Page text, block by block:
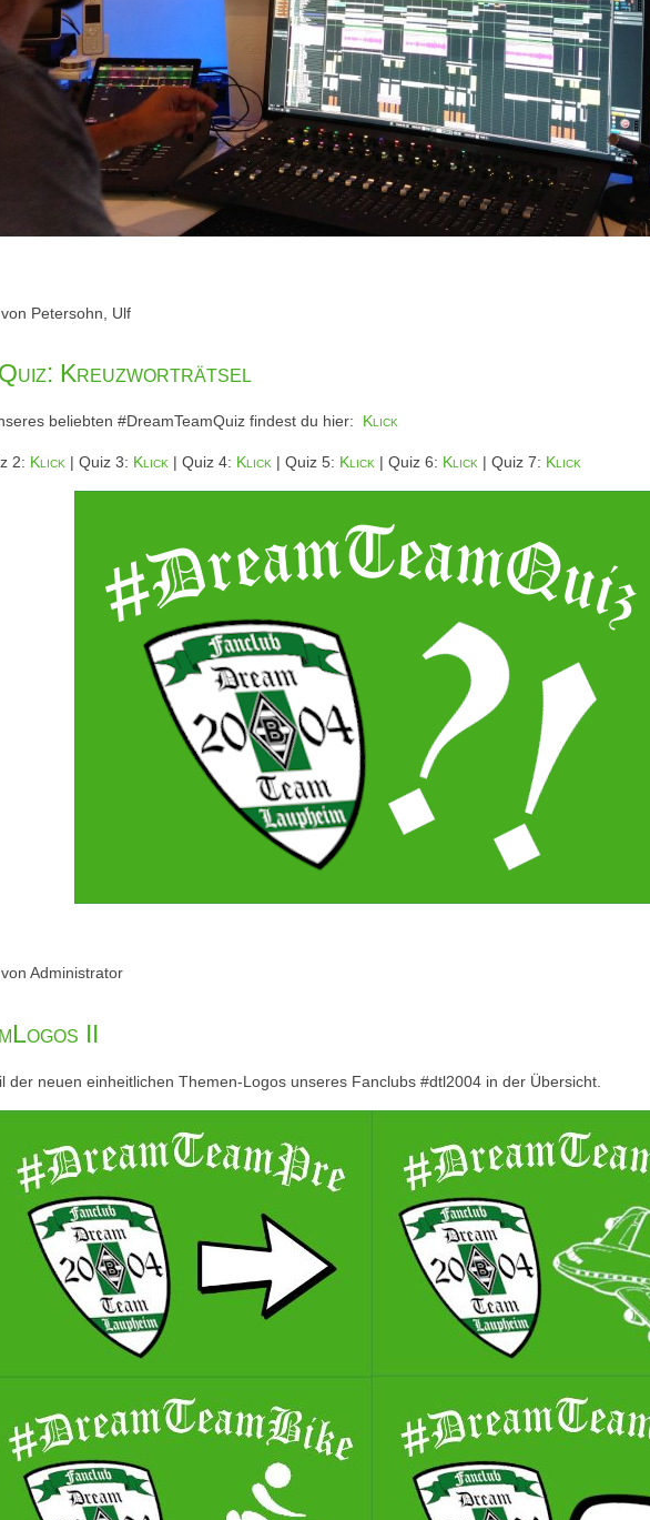
von Petersohn, Ulf
Kreuzworträtsel
beliebten #DreamTeamQuiz findest du hier: Klick
2: Klick | Quiz 3: Klick | Quiz 4: Klick | Quiz 5: Klick | Quiz 6: Klick | Quiz 7: Klick
von Administrator
II
der neuen einheitlichen Themen-Logos unseres Fanclubs #dtl2004 in der Übersicht.